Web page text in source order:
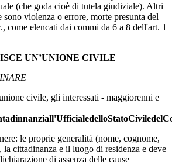
(che goda cioè di tutela giudiziale). Altri
violenza o errore, morte presunta del
come elencati dai commi da 6 a 8 dell'art. 1
UN’UNIONE CIVILE
civile, gli interessati - maggiorenni e
dinnanziall'UfficialedelloStatoCiviledel
le proprie generalità (nome, cognome,
la cittadinanza e il luogo di residenza e deve
di assenza delle cause